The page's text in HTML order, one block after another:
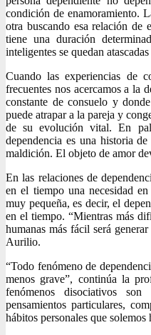
condición de enamoramiento.
otra buscando esa relación de
tiene una duración
inteligentes se quedan
Cuando las experiencias de
frecuentes nos acercamos a la
constante de consuelo y
puede atrapar a la pareja y
de su evolución vital. En
dependencia es una historia
maldición. El objeto de amor
En las relaciones de
en el tiempo una necesidad
muy pequeña, es decir, el
en el tiempo. “Mientras más
humanas más fácil será
Aurilio.
“Todo fenómeno de
menos grave”, continúa la
fenómenos disociativos
pensamientos particulares,
hábitos personales que